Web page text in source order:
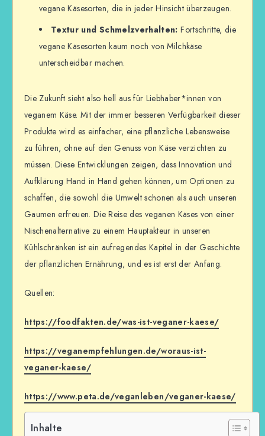
vegane Käsesorten, die in jeder Hinsicht überzeugen.
Textur und Schmelzverhalten: Fortschritte, die
vegane Käsesorten kaum noch von Milchkäse
unterscheidbar machen.
Die Zukunft sieht also hell aus für Liebhaber*innen von
veganem Käse. Mit der immer besseren Verfügbarkeit dieser
Produkte wird es einfacher, eine pflanzliche Lebensweise
zu führen, ohne auf den Genuss von Käse verzichten zu
müssen. Diese Entwicklungen zeigen, dass Innovation und
Aufklärung Hand in Hand gehen können, um Optionen zu
schaffen, die sowohl die Umwelt schonen als auch unseren
Gaumen erfreuen. Die Reise des veganen Käses von einer
Nischenalternative zu einem Hauptakteur in unseren
Kühlschränken ist ein aufregendes Kapitel in der Geschichte
der pflanzlichen Ernährung, und es ist erst der Anfang.
Quellen:
https://foodfakten.de/was-ist-veganer-kaese/
https://veganempfehlungen.de/woraus-ist-
veganer-kaese/
https://www.peta.de/veganleben/veganer-kaese/
Inhalte